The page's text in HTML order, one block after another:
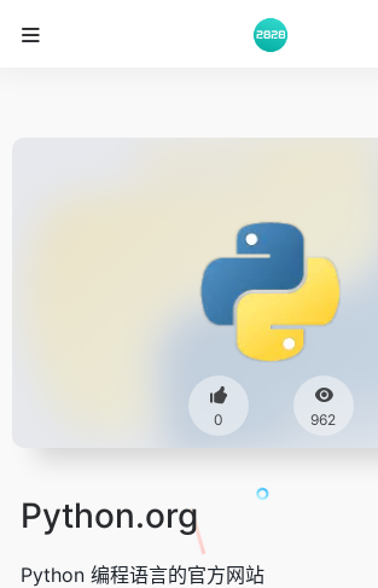
0 962
Python.org
Python 编程语言的官方网站